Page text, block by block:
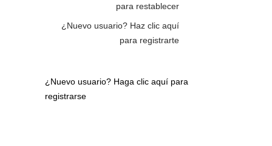
para restablecer
¿Nuevo usuario? Haz clic aquí
para registrarte
¿Nuevo usuario? Haga clic aquí para
registrarse